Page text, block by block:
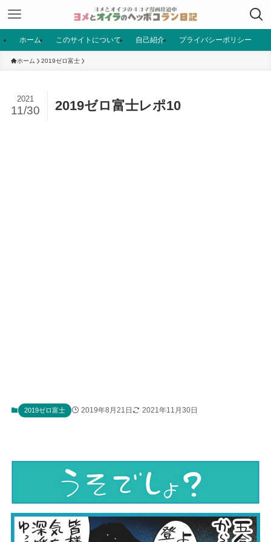
ホーム このサイトについて 自己紹介 プライバシーポリシー
ホーム 2019ゼロ富士
2019ゼロ富士レポ10
2021
11/30
2019ゼロ富士 2019年8月21日 2021年11月30日